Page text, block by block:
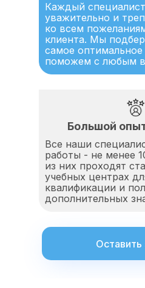
Каждый специалист
уважительно и
ко всем
клиента. Мы
самое
поможем с любым
Большой
Все наши
работы - не менее
из них проходят
учебных центрах
квалификации и
дополнительных
Оставить